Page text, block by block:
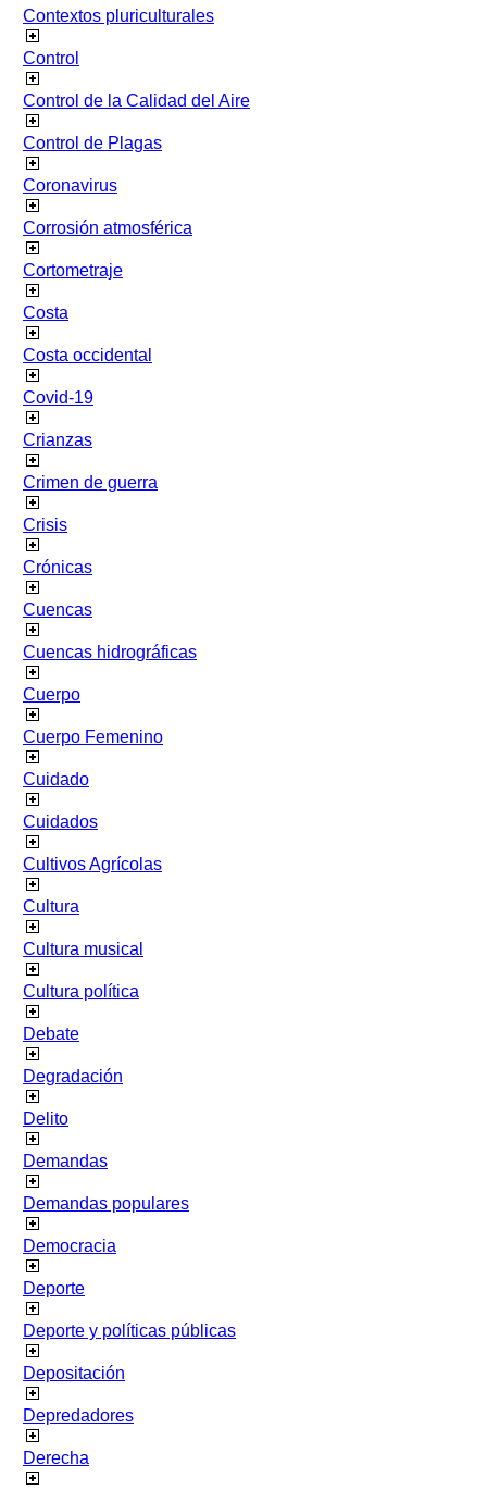
Contextos pluriculturales
Control
Control de la Calidad del Aire
Control de Plagas
Coronavirus
Corrosión atmosférica
Cortometraje
Costa
Costa occidental
Covid-19
Crianzas
Crimen de guerra
Crisis
Crónicas
Cuencas
Cuencas hidrográficas
Cuerpo
Cuerpo Femenino
Cuidado
Cuidados
Cultivos Agrícolas
Cultura
Cultura musical
Cultura política
Debate
Degradación
Delito
Demandas
Demandas populares
Democracia
Deporte
Deporte y políticas públicas
Depositación
Depredadores
Derecha